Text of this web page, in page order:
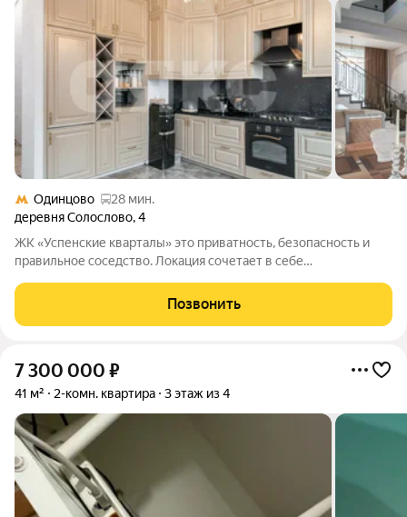
Одинцово
28 мин.
деревня Солослово,4
ЖК «Успенские кварталы» это приватность, безопасность и
правильное соседство. Локация сочетает в себе
мгновенный доступ к инфраструктуре Горок-8. Масштаб:
Потолки 9.8 метра превращают квартиру в
Позвонить
7 300 000 ₽
41 м² 2-комн. квартира 3 этаж из 4